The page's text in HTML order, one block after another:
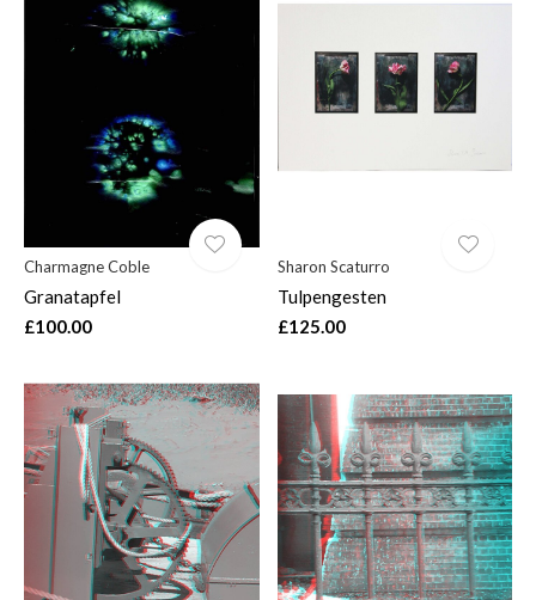
Charmagne Coble
Granatapfel
£100.00
Sharon Scaturro
Tulpengesten
£125.00